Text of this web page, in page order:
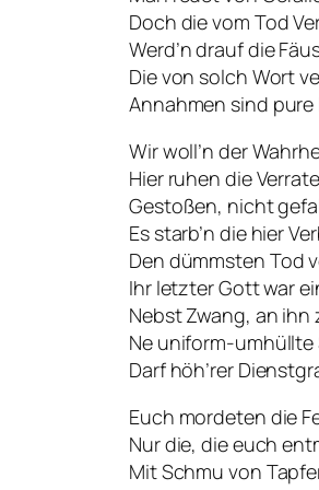
Doch die vom Tod
Werd’n drauf die
Die von solch Wort
Annahmen sind pure
Wir woll’n der
Hier ruhen die
Gestoßen, nicht
Es starb’n die hier
Den dümmsten Tod
Ihr letzter Gott war
Nebst Zwang, an ihn
Ne uniform-umhüllte
Darf höh’rer
Euch mordeten die
Nur die, die euch
Mit Schmu von